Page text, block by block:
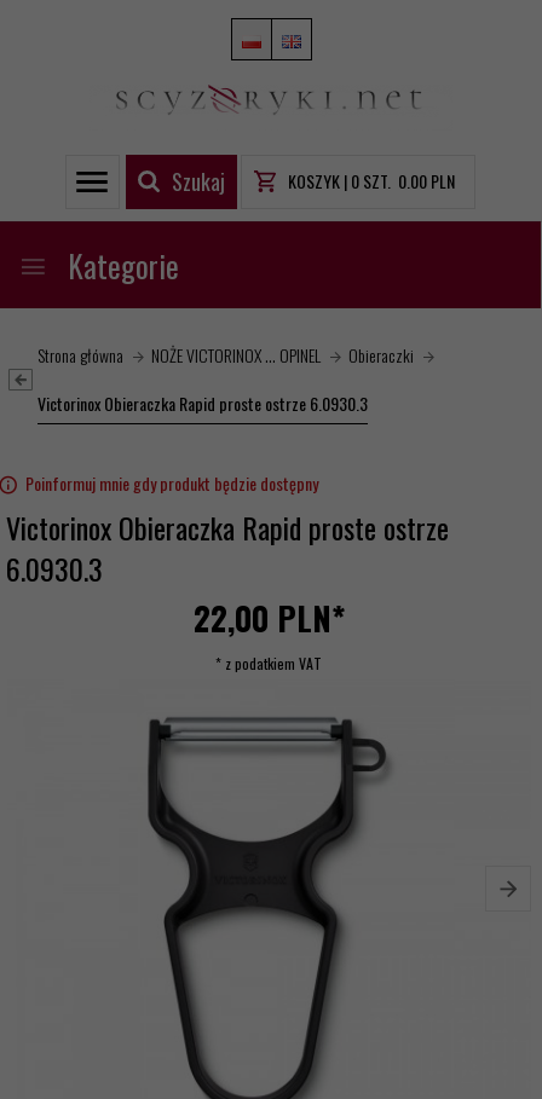
Szukaj KOSZYK |0SZT. 0.00PLN
Kategorie
Strona główna NOŻE VICTORINOX ... OPINEL
Obieraczki
Victorinox Obieraczka Rapid proste ostrze 6.0930.3
Poinformuj mnie gdy produkt będzie dostępny
Victorinox Obieraczka Rapid proste ostrze
6.0930.3
22,00 PLN*
* z podatkiem VAT